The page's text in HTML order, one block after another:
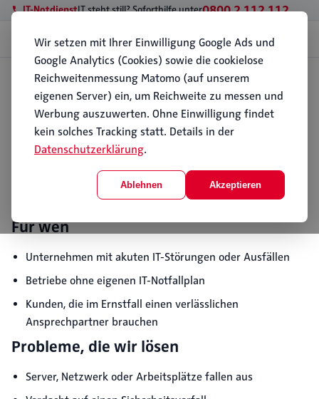
IT-NotdienstIT steht still? Soforthilfe unter0800 2 112 112
Menü
IT-Notdienst
IT-Notdienst
Wenn die IT stillsteht, zählt jede Minute. Der IT-
Notdienst von PC112 hilft schnell (per Fernwartung
oder vor Ort) und bringt Server, Netzwerk und
Arbeitsplätze wieder zum Laufen. Seit 1996 ist
Für wen
Unternehmen mit akuten IT-Störungen oder Ausfällen
Betriebe ohne eigenen IT-Notfallplan
Kunden, die im Ernstfall einen verlässlichen
Ansprechpartner brauchen
Probleme, die wir lösen
Server, Netzwerk oder Arbeitsplätze fallen aus
Wir setzen mit Ihrer Einwilligung Google Ads und
Google Analytics (Cookies) sowie die cookielose
Reichweitenmessung Matomo (auf unserem
eigenen Server) ein, um Reichweite zu messen und
Werbung auszuwerten. Ohne Einwilligung findet
kein solches Tracking statt. Details in der
Datenschutzerklärung.
Ablehnen Akzeptieren